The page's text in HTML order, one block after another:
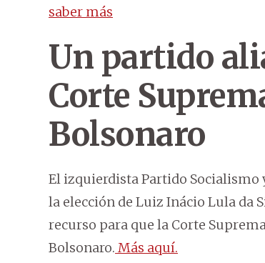
saber más
Un partido
Corte
Bolsonaro
El izquierdista Partido Socialismo
la elección de Luiz Inácio Lula da
recurso para que la Corte
Bolsonaro. Más aquí.